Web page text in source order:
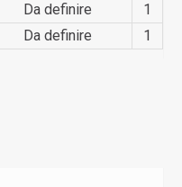
Da definire
1
Da definire 1